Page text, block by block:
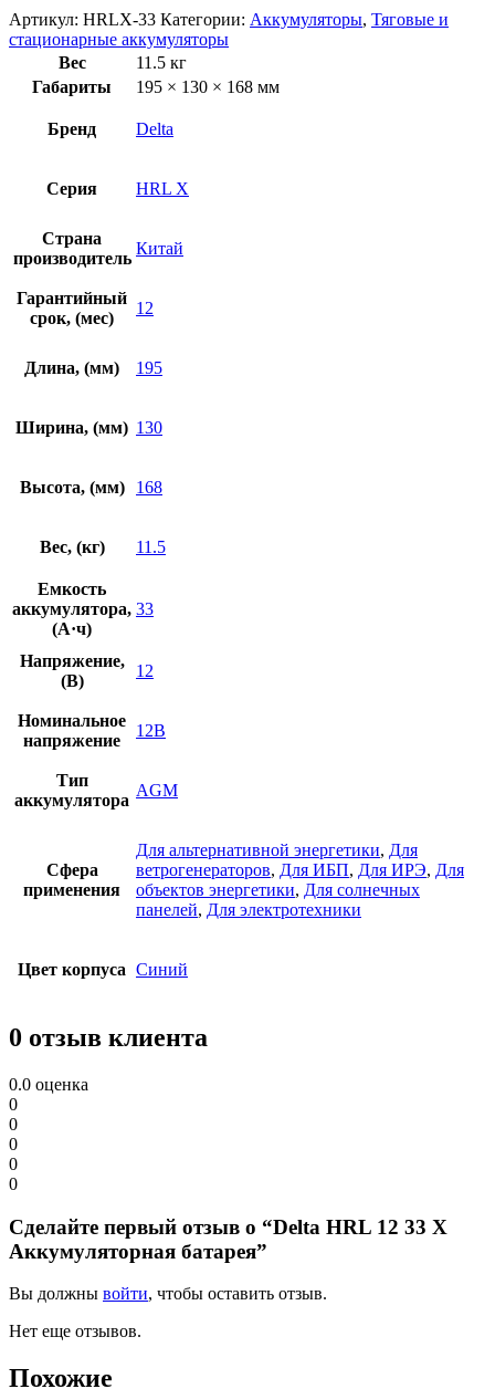
Артикул: HRLX-33 Категории: Аккумуляторы, Тяговые и
стационарные аккумуляторы
Вес
11.5 кг
Габариты
195 × 130 × 168 мм
Бренд Delta
Серия HRL X
Страна
производитель
Китай
Гарантийный
срок, (мес)
12
Длина, (мм) 195
Ширина, (мм) 130
Высота, (мм) 168
Вес, (кг) 11.5
Емкость
аккумулятора,
(А·ч)
33
Напряжение,
(В)
12
Номинальное
напряжение
12В
Тип
аккумулятора
AGM
Сфера
применения
Для альтернативной энергетики, Для
ветрогенераторов, Для ИБП, Для ИРЭ, Для
объектов энергетики, Для солнечных
панелей, Для электротехники
Цвет корпуса Синий
0 отзыв клиента
0.0 оценка
0
0
0
0
0
Сделайте первый отзыв о “Delta HRL 12 33 X
Аккумуляторная батарея”
Вы должны войти, чтобы оставить отзыв.
Нет еще отзывов.
Похожие